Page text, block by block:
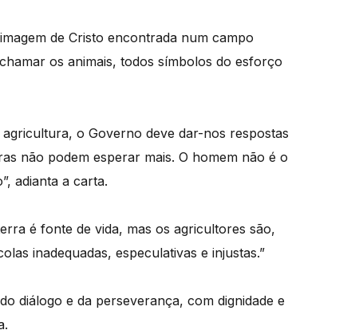
de Cristo encontrada num campo
os animais, todos símbolos do esforço
o Governo deve dar-nos respostas
não podem esperar mais. O homem não é o
adianta a carta.
é fonte de vida, mas os agricultores são,
inadequadas, especulativas e injustas.”
diálogo e da perseverança, com dignidade e